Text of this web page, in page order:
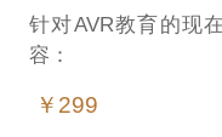
针对AVR教育的现
容：
点，虚拟现实VR教
￥299